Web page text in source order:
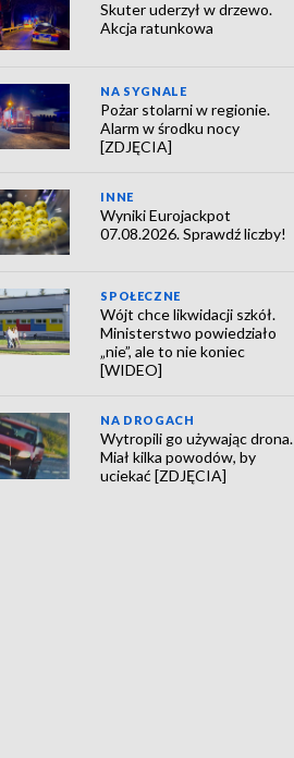
Skuter uderzył w drzewo.
Akcja ratunkowa
NA SYGNALE
Pożar stolarni w regionie.
Alarm w środku nocy
[ZDJĘCIA]
INNE
Wyniki Eurojackpot
07.08.2026. Sprawdź liczby!
SPOŁECZNE
Wójt chce likwidacji szkół.
Ministerstwo powiedziało
„nie”, ale to nie koniec
[WIDEO]
NA DROGACH
Wytropili go używając drona.
Miał kilka powodów, by
uciekać [ZDJĘCIA]